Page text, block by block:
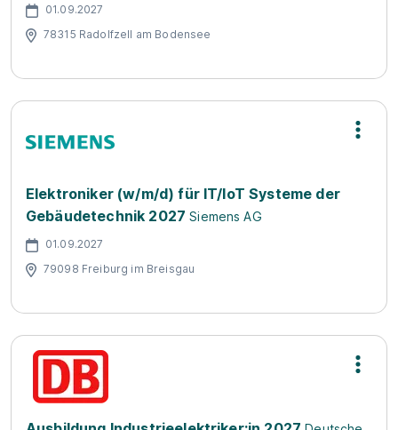
01.09.2027
78315 Radolfzell am Bodensee
Elektroniker (w/m/d) für IT/IoT Systeme der
Gebäudetechnik 2027 Siemens AG
01.09.2027
79098 Freiburg im Breisgau